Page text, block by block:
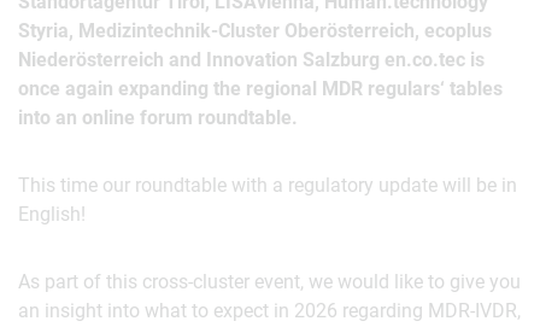
Styria, Medizintechnik-Cluster Oberösterreich, ecoplus
Niederösterreich and Innovation Salzburg en.co.tec is
once again expanding the regional MDR regulars‘ tables
into an online forum roundtable.
This time our roundtable with a regulatory update will be in
English!
As part of this cross-cluster event, we would like to give you
an insight into what to expect in 2026 regarding MDR-IVDR,